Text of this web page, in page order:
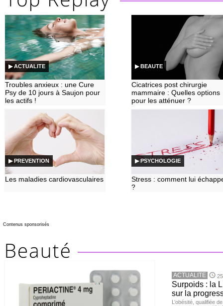
▶ ACTUALITE
Troubles anxieux : une Cure
Psy de 10 jours à Saujon pour
les actifs !
▶ BEAUTE
Cicatrices post chirurgie
mammaire : Quelles options
pour les atténuer ?
▶ PREVENTION
Les maladies cardiovasculaires
▶ PSYCHOLOGIE
Stress : comment lui
?
Contenus sponsorisés
ACTUALITE
Surpoids : la
sur la
L’obésité, qualifiée